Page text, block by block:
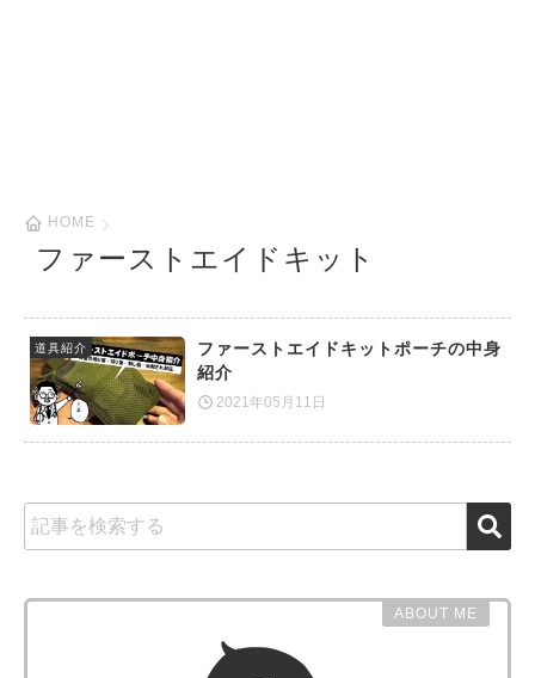
HOME
ファーストエイドキット
ファーストエイドキットポーチの中身
紹介
2021年05月11日
道具紹介
ABOUT ME